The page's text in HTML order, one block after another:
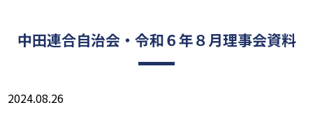
中田連合自治会・令和６年８月理事会資料
2024.08.26